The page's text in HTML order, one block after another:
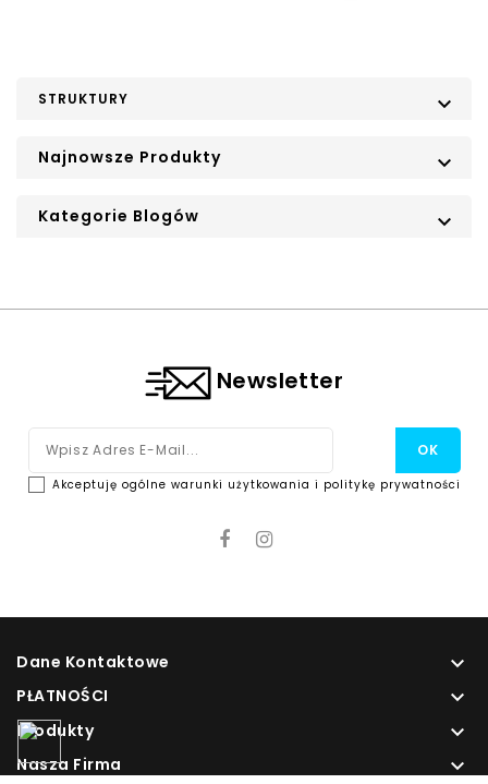
STRUKTURY 
Najnowsze Produkty 
Kategorie Blogów 
Newsletter
Akceptuję ogólne warunki użytkowania i politykę prywatności
Dane Kontaktowe 
PŁATNOŚCI 
Produkty 
Nasza Firma 